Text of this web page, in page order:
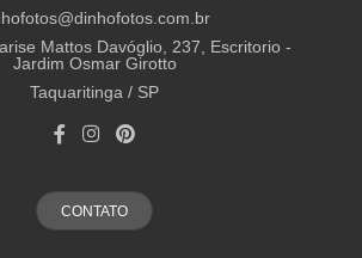
Mattos Davóglio, 237, Escritorio -
Jardim Osmar Girotto
Taquaritinga / SP
CONTATO